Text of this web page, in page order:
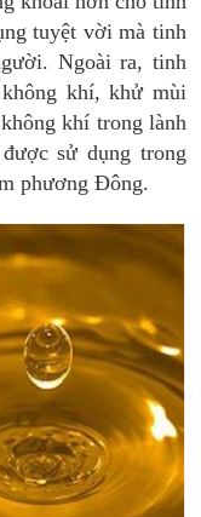
tuyệt vời mà tinh
Ngoài ra, tinh
khí, khử mùi
khí trong lành
sử dụng trong
phương Đông.